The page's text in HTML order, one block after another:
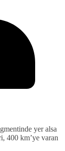
yer alsa
400 km’ye varan